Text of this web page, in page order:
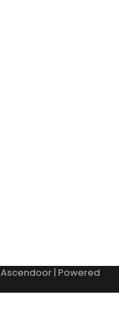
Ascendoor | Powered